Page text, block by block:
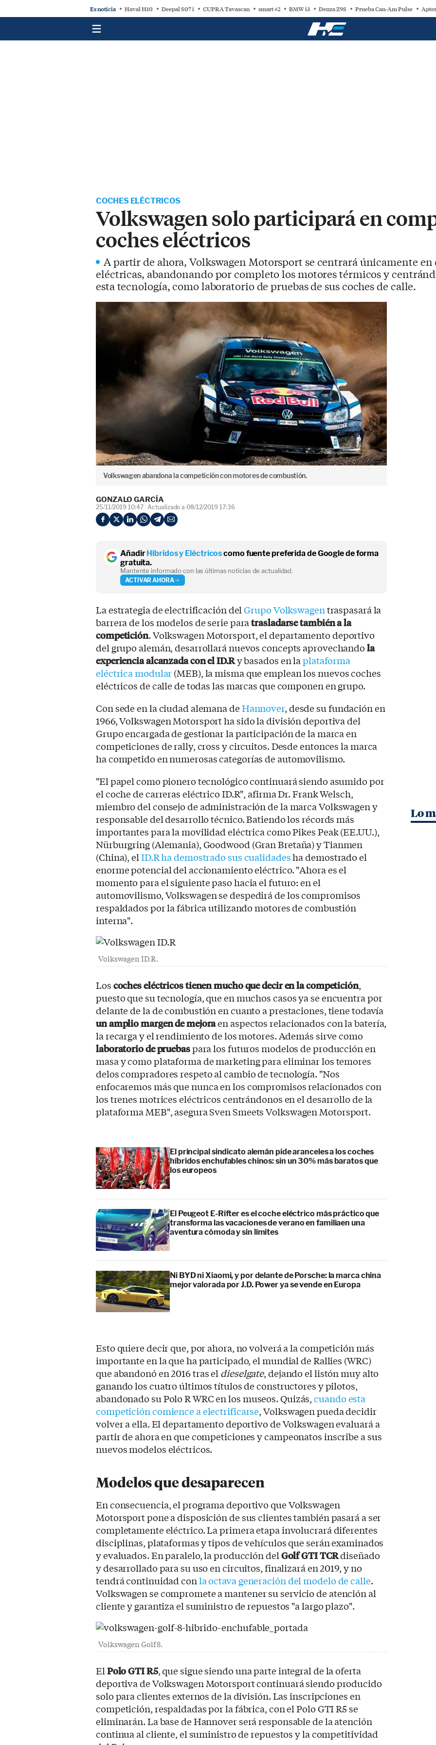
Es noticia Haval H10 Deepal S07 i CUPRA Tavascan smart #2 BMW i3 Denza Z9S Prueba Can-Am Pulse
COCHES ELÉCTRICOS
Volkswagen solo participará en
coches eléctricos
A partir de ahora, Volkswagen Motorsport se centrará únicamente
eléctricas, abandonando por completo los motores térmicos y
esta tecnología, como laboratorio de pruebas de sus coches de calle.
Volkswagen abandona la competición con motores de combustión.
GONZALO GARCÍA
25/11/2019 10:47 Actualizado a 08/12/2019 17:36
AñadirHíbridos y Eléctricoscomo fuente preferida de Google de forma
gratuita.
Mantente informado con las últimas noticias de actualidad.
ACTIVAR AHORA
La estrategia de electrificación delGrupo Volkswagentraspasará la
barrera de los modelos de serie paratrasladarse también a la
competición. Volkswagen Motorsport, el departamento deportivo
del grupo alemán, desarrollará nuevos concepts aprovechandola
experiencia alcanzada con el ID.Ry basados en laplataforma
eléctrica modular(MEB), la misma que emplean los nuevos coches
eléctricos de calle de todas las marcas que componen en grupo.
Con sede en la ciudad alemana deHannover, desde su fundación en
1966, Volkswagen Motorsport ha sido la división deportiva del
Grupo encargada de gestionar la participación de la marca en
competiciones de rally, cross y circuitos. Desde entonces la marca
ha competido en numerosas categorías de automovilismo.
"El papel como pionero tecnológico continuará siendo asumido por
el coche de carreras eléctrico ID.R", afirma Dr. Frank Welsch,
miembro del consejo de administración de la marca Volkswagen y
responsable del desarrollo técnico. Batiendo los récords más
importantes para la movilidad eléctrica como Pikes Peak (EE.UU.),
Nürburgring (Alemania), Goodwood (Gran Bretaña) y Tianmen
(China), elID.R ha demostrado sus cualidadesha demostrado el
enorme potencial del accionamiento eléctrico. "Ahora es el
momento para el siguiente paso hacia el futuro: en el
automovilismo, Volkswagen se despedirá de los compromisos
respaldados por la fábrica utilizando motores de combustión
interna".
Volkswagen ID.R.
Loscoches eléctricos tienen mucho que decir en la competición,
puesto que su tecnología, que en muchos casos ya se encuentra por
delante de la de combustión en cuanto a prestaciones, tiene todavía
un amplio margen de mejoraen aspectos relacionados con la batería,
la recarga y el rendimiento de los motores. Además sirve como
laboratorio de pruebaspara los futuros modelos de producción en
masa y como plataforma de marketing para eliminar los temores
delos compradores respeto al cambio de tecnología. "Nos
enfocaremos más que nunca en los compromisos relacionados con
los trenes motrices eléctricos centrándonos en el desarrollo de la
plataforma MEB", asegura Sven Smeets Volkswagen Motorsport.
El principal sindicato alemán pide aranceles a los coches
híbridos enchufables chinos: sin un 30% más baratos que
los europeos
El Peugeot E-Rifter es el coche eléctrico más práctico que
transforma las vacaciones de verano en familiaen una
aventura cómoda y sin límites
Ni BYD ni Xiaomi, y por delante de Porsche: la marca china
mejor valorada por J.D. Power ya se vende en Europa
Esto quiere decir que, por ahora, no volverá a la competición más
importante en la que ha participado, el mundial de Rallies (WRC)
que abandonó en 2016 tras eldieselgate, dejando el listón muy alto
ganando los cuatro últimos títulos de constructores y pilotos,
abandonado su Polo R WRC en los museos. Quizás,cuando esta
competición comience a electrificarse, Volkswagen pueda decidir
volver a ella. El departamento deportivo de Volkswagen evaluará a
partir de ahora en que competiciones y campeonatos inscribe a sus
nuevos modelos eléctricos.
Modelos que desaparecen
En consecuencia, el programa deportivo que Volkswagen
Motorsport pone a disposición de sus clientes también pasará a ser
completamente eléctrico. La primera etapa involucrará diferentes
disciplinas, plataformas y tipos de vehículos que serán examinados
y evaluados. En paralelo, la producción delGolf GTI TCRdiseñado
y desarrollado para su uso en circuitos, finalizará en 2019, y no
tendrá continuidad conla octava generación del modelo de calle.
Volkswagen se compromete a mantener su servicio de atención al
cliente y garantiza el suministro de repuestos "a largo plazo".
Volkswagen Golf 8.
ElPolo GTI R5, que sigue siendo una parte integral de la oferta
deportiva de Volkswagen Motorsport continuará siendo producido
solo para clientes externos de la división. Las inscripciones en
competición, respaldadas por la fábrica, con el Polo GTI R5 se
eliminarán. La base de Hannover será responsable de la atención
continua al cliente, el suministro de repuestos y la competitividad
Lo